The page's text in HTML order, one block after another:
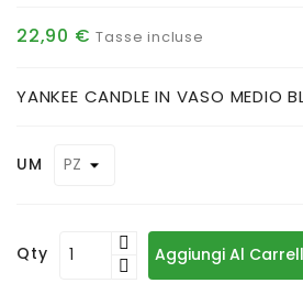
22,90 € Tasse incluse
YANKEE CANDLE IN VASO MEDIO
UM
Qty Aggiungi Al